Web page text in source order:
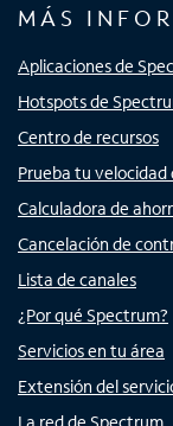
MÁS
Aplicaciones de
Hotspots de
Centro de recursos
Prueba tu
Calculadora de
Cancelación de
Lista de canales
¿Por qué Spectrum?
Servicios en tu área
Extensión del